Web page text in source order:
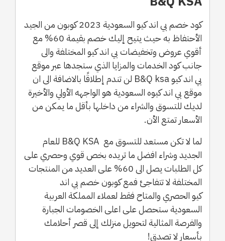
كود خصم بي اند كيو السعودية 2023 كوبون من الجيد
الأحتفاظ به حيث يتيح إليك خصم بقيمة 60% مع
أقوي عروض وتخفيضات بي اند كيو المختلفة والى
جانب كود الخدمات والمزايا الذي ستجدها عبر موقع
بي اند كيو B&Q ksa لن تندم إطلاقًا بالاضافة الى ان
موقع بي اند كيوه السعودية هو الواجهه الأولي والأخيرة
لديك للتسوق والشراء من داخلها بأقل ما يمكن من
الأسعار تمتع الأن.
لما لا تكن مستعد للتسوق مع B&Q KSA للعام
الجديد وشراء افضل ما تريده بخص قوي وحصري على
كل الطلبات يصل الى 60% على العديد من المنتجات
المختلفة لا تتفاجئ فمع كوبون خصم بي اند
كيو الحصري والمتاح فقط لعملاء المملكة العربية
السعودية ستحصل على اعلى الخصومات الجبارة
والفرصة المثالية لتحويل منزلك إلى قصر أحلامك
بأسعار لا تصدق!